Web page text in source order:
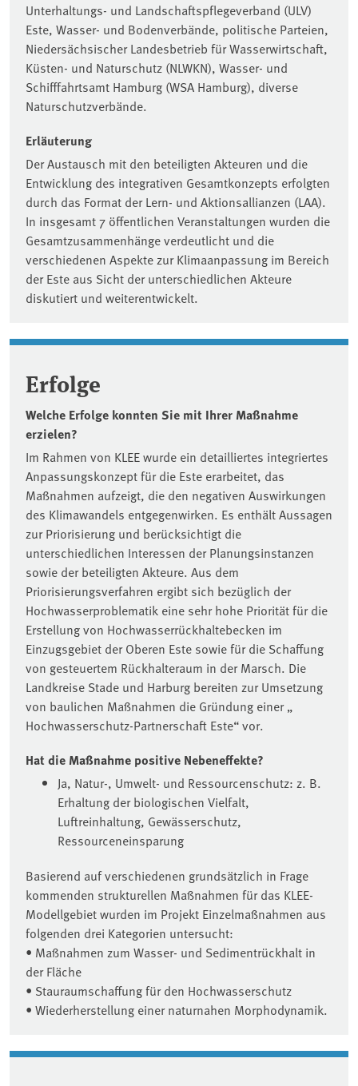
Unterhaltungs- und Landschaftspflegeverband (ULV)
Este, Wasser- und Bodenverbände, politische Parteien,
Niedersächsischer Landesbetrieb für Wasserwirtschaft,
Küsten- und Naturschutz (NLWKN), Wasser- und
Schifffahrtsamt Hamburg (WSA Hamburg), diverse
Naturschutzverbände.
Erläuterung
Der Austausch mit den beteiligten Akteuren und die
Entwicklung des integrativen Gesamtkonzepts erfolgten
durch das Format der Lern- und Aktionsallianzen (LAA).
In insgesamt 7 öffentlichen Veranstaltungen wurden die
Gesamtzusammenhänge verdeutlicht und die
verschiedenen Aspekte zur Klimaanpassung im Bereich
der Este aus Sicht der unterschiedlichen Akteure
diskutiert und weiterentwickelt.
Erfolge
Welche Erfolge konnten Sie mit Ihrer Maßnahme
erzielen?
Im Rahmen von KLEE wurde ein detailliertes integriertes
Anpassungskonzept für die Este erarbeitet, das
Maßnahmen aufzeigt, die den negativen Auswirkungen
des Klimawandels entgegenwirken. Es enthält Aussagen
zur Priorisierung und berücksichtigt die
unterschiedlichen Interessen der Planungsinstanzen
sowie der beteiligten Akteure. Aus dem
Priorisierungsverfahren ergibt sich bezüglich der
Hochwasserproblematik eine sehr hohe Priorität für die
Erstellung von Hochwasserrückhaltebecken im
Einzugsgebiet der Oberen Este sowie für die Schaffung
von gesteuertem Rückhalteraum in der Marsch. Die
Landkreise Stade und Harburg bereiten zur Umsetzung
von baulichen Maßnahmen die Gründung einer „
Hochwasserschutz-Partnerschaft Este“ vor.
Hat die Maßnahme positive Nebeneffekte?
Ja, Natur-, Umwelt- und Ressourcenschutz: z. B.
Erhaltung der biologischen Vielfalt,
Luftreinhaltung, Gewässerschutz,
Ressourceneinsparung
Basierend auf verschiedenen grundsätzlich in Frage
kommenden strukturellen Maßnahmen für das KLEE-
Modellgebiet wurden im Projekt Einzelmaßnahmen aus
folgenden drei Kategorien untersucht:
• Maßnahmen zum Wasser- und Sedimentrückhalt in
der Fläche
• Stauraumschaffung für den Hochwasserschutz
• Wiederherstellung einer naturnahen Morphodynamik.